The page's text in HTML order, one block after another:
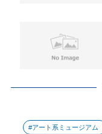
アート系ミュージアム